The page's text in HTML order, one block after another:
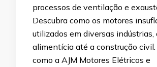
processos de ventilação e
Descubra como os motores
utilizados em diversas indústrias,
alimentícia até a construção
como a AJM Motores Elétricos e